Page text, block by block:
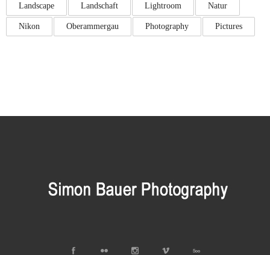
Landscape Landschaft Lightroom Natur
Nikon Oberammergau Photography Pictures